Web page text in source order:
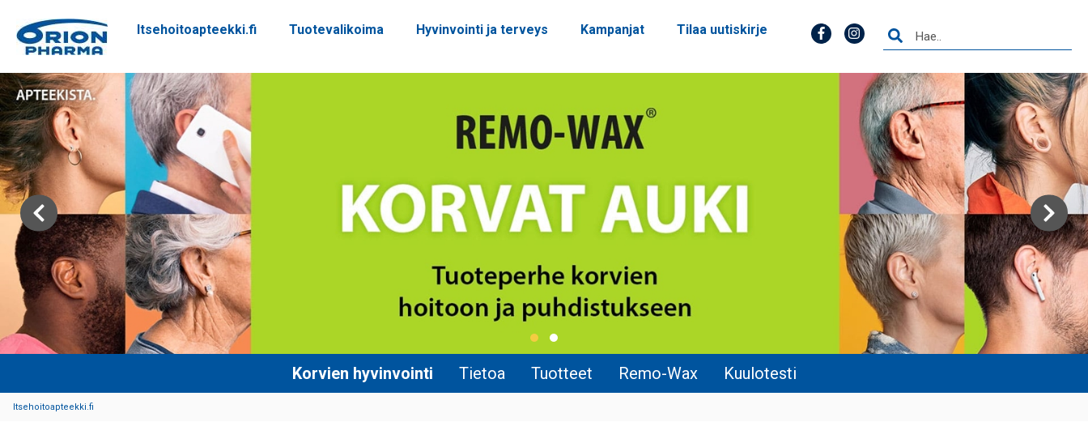
Siirry sisältöön
Itsehoitoapteekki.fi Tuotevalikoima Hyvinvointi ja terveys Kampanjat Tilaa uutiskirje
Korvien hyvinvointi Tietoa Tuotteet Remo-Wax Kuulotesti
Itsehoitoapteekki.fi